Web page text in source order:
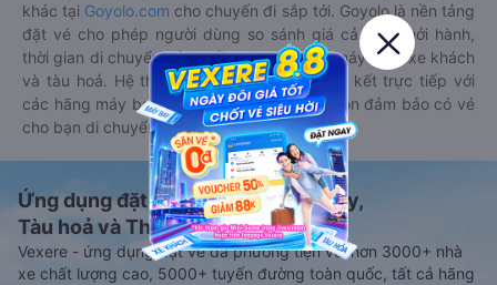
khác tại Goyolo.com cho chuyến đi sắp tới. Goyolo là nền tảng
đặt vé cho phép người dùng so sánh giá cả, giờ khởi hành,
thời gian di chuyển của nhiều phương tiện máy bay, xe khách
và tàu hoả. Hệ thống của Goyolo được liên kết trực tiếp với
các hãng máy bay, xe khách và tàu hoả, luôn đảm bảo có vé
cho bạn di chuyển.
Ứng dụng đặt vé Xe khách, Máy bay,
Tàu hoả và Thuê xe
Vexere - ứng dụng đặt vé đa phương tiện với hơn 3000+ nhà
xe chất lượng cao, 5000+ tuyến đường toàn quốc, tất cả hãng